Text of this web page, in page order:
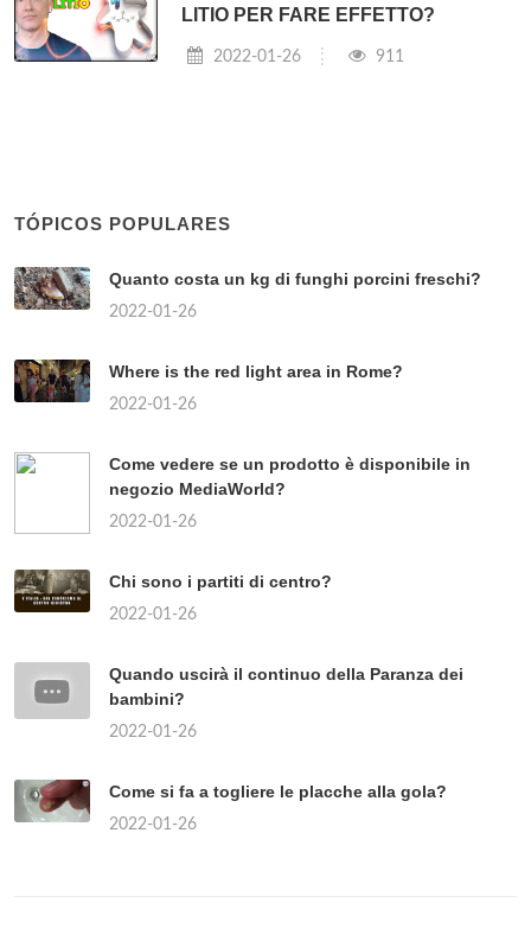
LITIO PER FARE EFFETTO?
2022-01-26 911
TÓPICOS POPULARES
Quanto costa un kg di funghi porcini freschi?
2022-01-26
Where is the red light area in Rome?
2022-01-26
Come vedere se un prodotto è disponibile in
negozio MediaWorld?
2022-01-26
Chi sono i partiti di centro?
2022-01-26
Quando uscirà il continuo della Paranza dei
bambini?
2022-01-26
Come si fa a togliere le placche alla gola?
2022-01-26